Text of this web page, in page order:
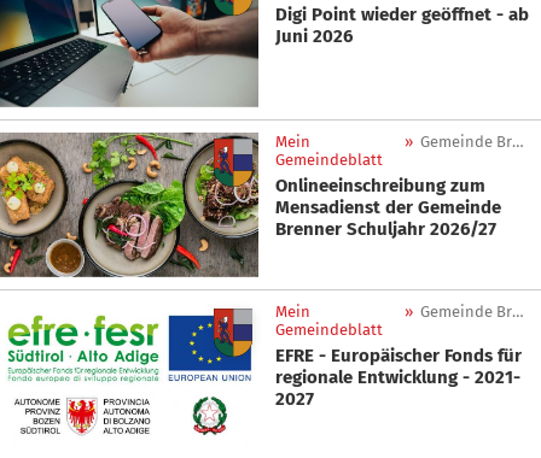
Digi Point wieder geöffnet - ab
Juni 2026
Mein
Gemeindeblatt
» Gemeinde Brenner
Onlineeinschreibung zum
Mensadienst der Gemeinde
Brenner Schuljahr 2026/27
Mein
Gemeindeblatt
» Gemeinde Brenner
EFRE - Europäischer Fonds für
regionale Entwicklung - 2021-
2027